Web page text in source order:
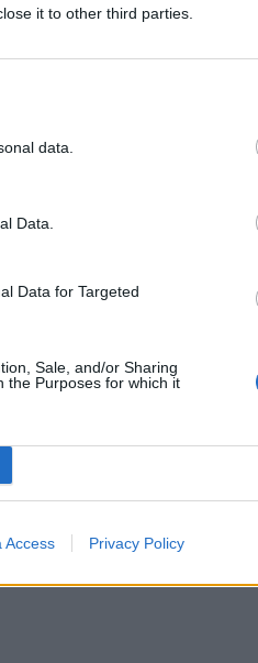
it to other third parties.
data.
Data.
Data for Targeted
Sale, and/or Sharing
the Purposes for which it
Access Privacy Policy
σε πισίνα ξενοδοχείου - Μια
Θάνατος 64χρονου σε
Επιβατών και Εμπορευμάτων
στην Π.Ε. Ηρακλείου
της Κνωσού μετά τον
καθαρίστριες οι τουαλέτες
- Τί συνέβη